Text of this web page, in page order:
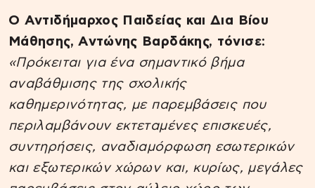
Ο Αντιδήμαρχος Παιδείας και Δια Βίου
Μάθησης, Αντώνης Βαρδάκης, τόνισε:
«Πρόκειται για ένα σημαντικό βήμα
αναβάθμισης της σχολικής
καθημερινότητας, με παρεμβάσεις που
περιλαμβάνουν εκτεταμένες επισκευές,
συντηρήσεις, αναδιαμόρφωση εσωτερικών
και εξωτερικών χώρων και, κυρίως, μεγάλες